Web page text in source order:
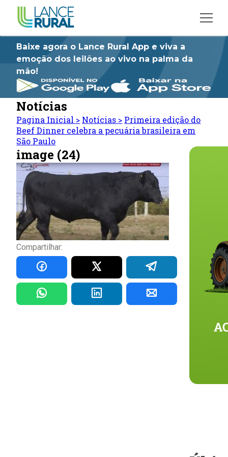
Baixe agora o Lance Rural App e viva a
emoção dos leilões ao vivo na palma da
mão!
Notícias
Pagina Inicial > Notícias > Primeira edição do
Beef Dinner celebra a pecuária brasileira em
São Paulo
image (24)
Compartilhar: